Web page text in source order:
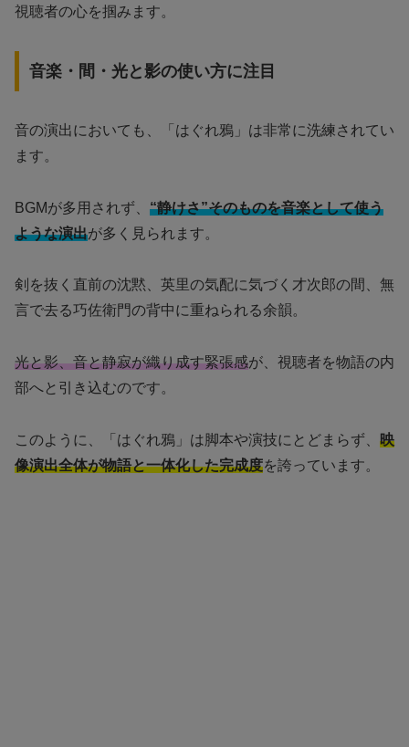
視聴者の心を掴みます。
音楽・間・光と影の使い方に注目
音の演出においても、「はぐれ鴉」は非常に洗練されてい
ます。
BGMが多用されず、 “静けさ”そのものを音楽として使う
ような演出が多く見られます。
剣を抜く直前の沈黙、英里の気配に気づく才次郎の間、無
言で去る巧佐衛門の背中に重ねられる余韻。
光と影、音と静寂が織り成す緊張感が、視聴者を物語の内
部へと引き込むのです。
このように、「はぐれ鴉」は脚本や演技にとどまらず、 映
像演出全体が物語と一体化した完成度を誇っています。